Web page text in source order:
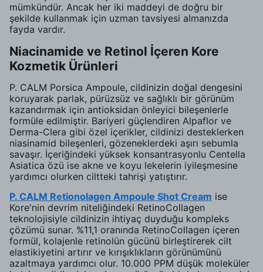
mümkündür. Ancak her iki maddeyi de doğru bir
şekilde kullanmak için uzman tavsiyesi almanızda
fayda vardır.
Niacinamide ve Retinol İçeren Kore
Kozmetik Ürünleri
P. CALM Porsica Ampoule, cildinizin doğal dengesini
koruyarak parlak, pürüzsüz ve sağlıklı bir görünüm
kazandırmak için antioksidan önleyici bileşenlerle
formüle edilmiştir. Bariyeri güçlendiren Alpaflor ve
Derma-Clera gibi özel içerikler, cildinizi desteklerken
niasinamid bileşenleri, gözeneklerdeki aşırı sebumla
savaşır. İçeriğindeki yüksek konsantrasyonlu Centella
Asiatica özü ise akne ve koyu lekelerin iyileşmesine
yardımcı olurken ciltteki tahrişi yatıştırır.
P. CALM Retionolagen Ampoule Shot Cream ise
Kore'nin devrim niteliğindeki RetinoCollagen
teknolojisiyle cildinizin ihtiyaç duyduğu kompleks
çözümü sunar. %11,1 oranında RetinoCollagen içeren
formül, kolajenle retinolün gücünü birleştirerek cilt
elastikiyetini artırır ve kırışıklıkların görünümünü
azaltmaya yardımcı olur. 10.000 PPM düşük moleküler